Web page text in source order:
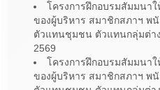
โครงการฝึกอบรมสัมมนา
ของผู้บริหาร สมาชิกสภาฯ พ
ตัวแทนชุมชน ตัวแทนกลุ่มต่า
2569
โครงการฝึกอบรมสัมมนา
ของผู้บริหาร สมาชิกสภาฯ พ